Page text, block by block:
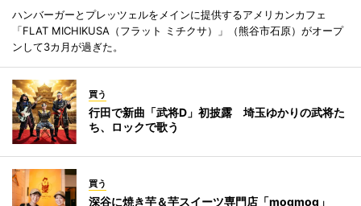
ハンバーガーとプレッツェルをメインに提供するアメリカンカフェ
「FLAT MICHIKUSA（フラット ミチクサ）」（熊谷市石原）がオープ
ンして3カ月が過ぎた。
買う
行田で新曲「武将D」初披露 埼玉ゆかりの武将た
ち、ロックで歌う
買う
深谷に焼き芋＆芋スイーツ専門店「mogmog」